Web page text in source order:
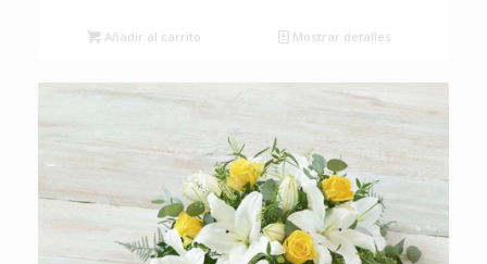
Añadir al carrito Mostrar detalles